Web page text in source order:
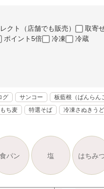
クト（店舗でも販売） 取寄
ポイント5倍 冷凍 冷蔵
グ サンコー
板藍根（ばんらん
もち麦 特選そば 冷凍さぬきう
食パン 塩 はちみ